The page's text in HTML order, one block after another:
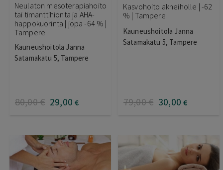
Neulaton mesoterapiahoito
tai timanttihionta ja AHA-
happokuorinta | jopa -64 % |
Tampere
Kauneushoitola Janna
Satamakatu 5, Tampere
80,00€ 29,00 €
Kasvohoito akneiholle | -62
% | Tampere
Kauneushoitola Janna
Satamakatu 5, Tampere
79,00€ 30,00 €